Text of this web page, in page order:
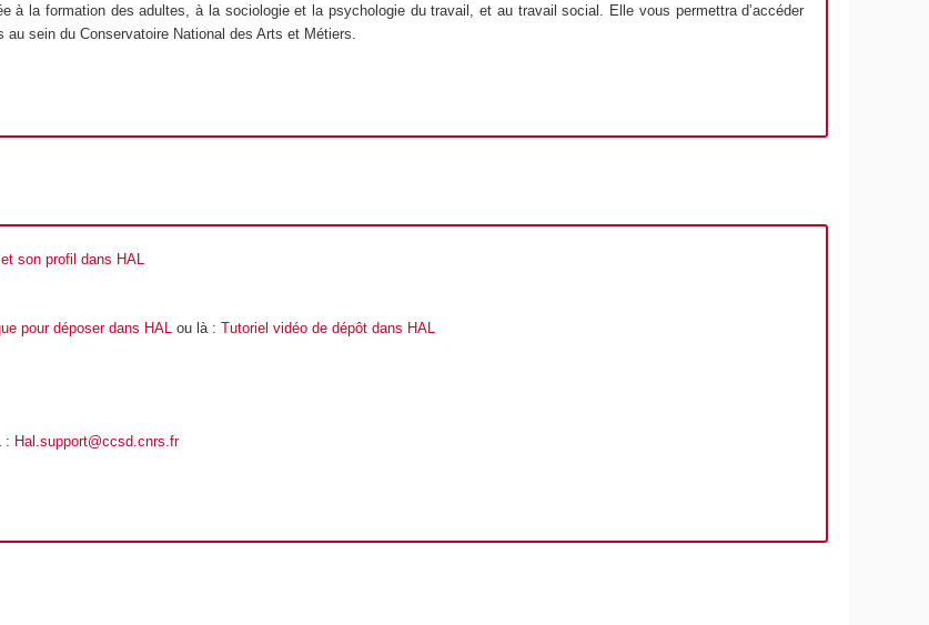
à la formation des adultes, à la sociologie et la psychologie du travail, et au travail social. Elle vous permettra d’accéder
sein du Conservatoire National des Arts et Métiers.
son profil dans HAL
pour déposer dans HAL ou là : Tutoriel vidéo de dépôt dans HAL
: Hal.support@ccsd.cnrs.fr